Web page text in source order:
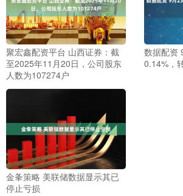
聚宏鑫配资平台 山西证券：截
至2025年11月20日，公司股东
人数为107274户
数据配资
0.14%，
金夆策略 美联储数据显示其已
停止亏损